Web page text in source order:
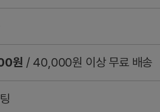
원 / 40,000원 이상 무료 배송